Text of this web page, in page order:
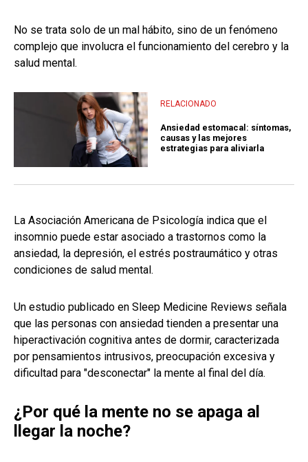
No se trata solo de un mal hábito, sino de un fenómeno
complejo que involucra el funcionamiento del cerebro y la
salud mental.
RELACIONADO
Ansiedad estomacal: síntomas,
causas y las mejores
estrategias para aliviarla
La Asociación Americana de Psicología indica que el
insomnio puede estar asociado a trastornos como la
ansiedad, la depresión, el estrés postraumático y otras
condiciones de salud mental.
Un estudio publicado en Sleep Medicine Reviews señala
que las personas con ansiedad tienden a presentar una
hiperactivación cognitiva antes de dormir, caracterizada
por pensamientos intrusivos, preocupación excesiva y
dificultad para "desconectar" la mente al final del día.
¿Por qué la mente no se apaga al
llegar la noche?